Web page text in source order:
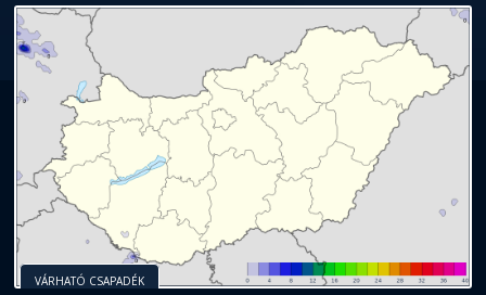
VÁRHATÓ CSAPADÉK